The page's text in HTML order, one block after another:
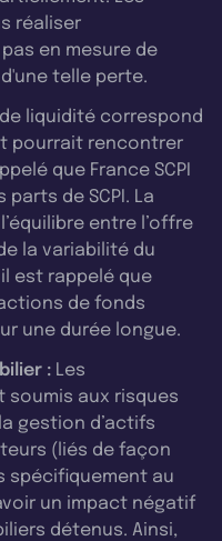
réaliser
en mesure de
telle perte.
liquidité correspond
pourrait rencontrer
que France SCPI
de SCPI. La
entre l’offre
la variabilité du
est rappelé que
de fonds
une durée longue.
: Les
soumis aux risques
gestion d’actifs
(liés de façon
spécifiquement au
un impact négatif
détenus. Ainsi,